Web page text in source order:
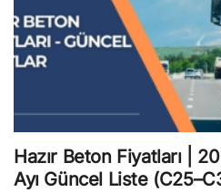
Hazır Beton Fiyatları |
Ayı Güncel Liste